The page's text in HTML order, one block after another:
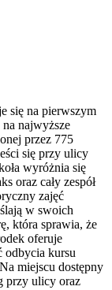
się na pierwszym
na najwyższe
przez 775
się przy ulicy
wyróżnia się
oraz cały zespół
zajęć
w swoich
która sprawia, że
oferuje
odbycia kursu
miejscu dostępny
przy ulicy oraz